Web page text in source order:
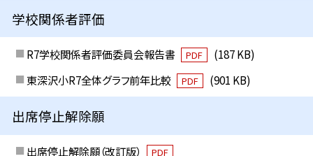
学校関係者評価
R7学校関係者評価委員会報告書 PDF
(187 KB)
東深沢小R7全体グラフ前年比較
PDF (901 KB)
出席停止解除願
出席停止解除願（改訂版） PDF